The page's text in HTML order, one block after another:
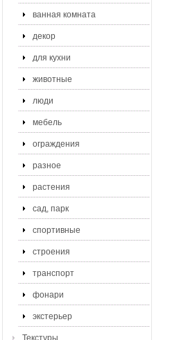
ванная комната
декор
для кухни
животные
люди
мебель
ограждения
разное
растения
сад, парк
спортивные
строения
транспорт
фонари
экстерьер
Текстуры